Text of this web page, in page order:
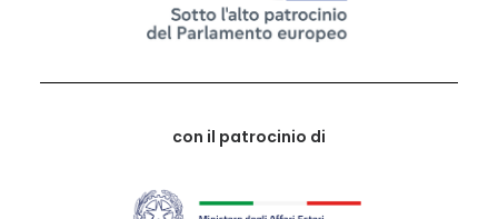
con il patrocinio di